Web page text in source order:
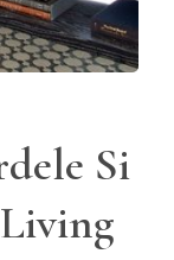
Si